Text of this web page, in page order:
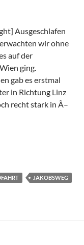
Ausgeschlafen
wir ohne
auf der
ging.
gab es erstmal
in Richtung Linz
recht stark in Ã–
– Linz
JAKOBSWEG